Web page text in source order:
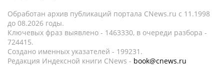
Обработан архив публикаций портала CNews.ru c 11.1998
до 08.2026 годы.
Ключевых фраз выявлено - 1463330, в очереди разбора -
724415.
Создано именных указателей - 199231.
Редакция Индексной книги CNews - book@cnews.ru